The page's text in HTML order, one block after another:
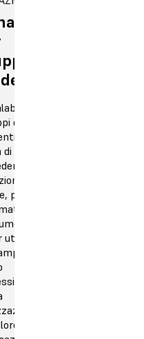
di
invita
di
e i
gara a
di
polveri e
di
per
3D di